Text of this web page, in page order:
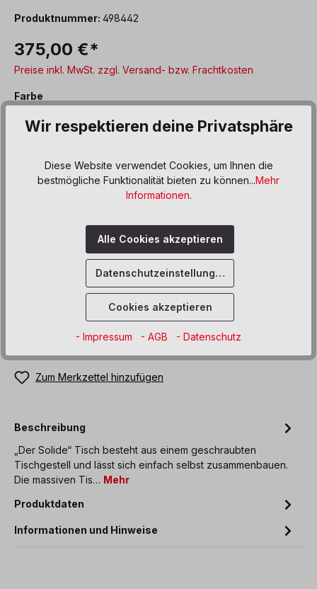
Produktnummer: 498442
375,00 €*
Preise inkl. MwSt. zzgl. Versand- bzw. Frachtkosten
Farbe
Ahorn Dekor Buche Dekor Buche stabverleimt
weiß
53 59 64
Produkt Anzahl: Gib denIn den Warenkorb
Sofort verfügbar, Lieferzeit: 8-12 Wochen
Zum Merkzettel hinzufügen
Beschreibung
„Der Solide“ Tisch besteht aus einem geschraubten
Tischgestell und lässt sich einfach selbst zusammenbauen.
Die massiven Tis… Mehr
Produktdaten
Informationen und Hinweise
Wir respektieren deine Privatsphäre
Diese Website verwendet Cookies, um Ihnen die
bestmögliche Funktionalität bieten zu können...Mehr
Informationen.
Alle Cookies akzeptieren
Datenschutzeinstellungen
Cookies akzeptieren
- Impressum - AGB - Datenschutz